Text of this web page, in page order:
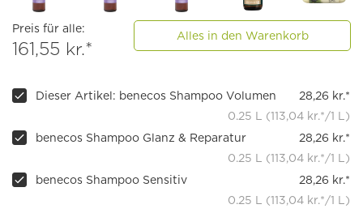
Preis für alle:
161,55 kr.*
Alles in den Warenkorb
Dieser Artikel: benecos Shampoo Volumen
28,26 kr.*
0.25 L (113,04 kr.*/1 L)
benecos Shampoo Glanz & Reparatur
28,26 kr.*
0.25 L (113,04 kr.*/1 L)
benecos Shampoo Sensitiv
28,26 kr.*
0.25 L (113,04 kr.*/1 L)